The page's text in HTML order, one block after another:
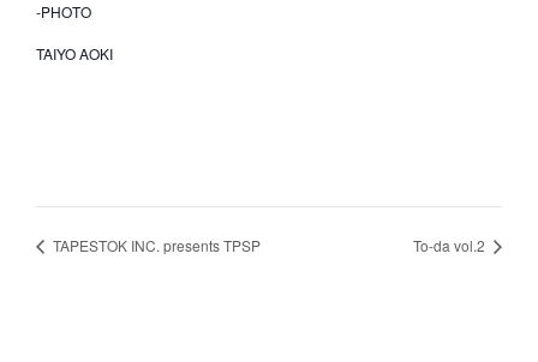
-PHOTO
TAIYO AOKI
TAPESTOK INC. presents TPSP To-da vol.2